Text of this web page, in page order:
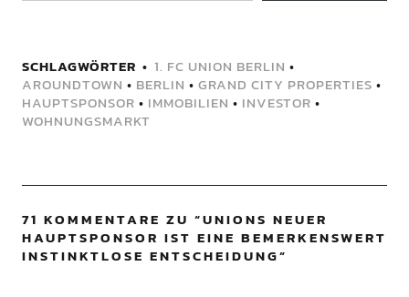
SCHLAGWÖRTER 1. FC UNION BERLIN •
AROUNDTOWN • BERLIN • GRAND CITY PROPERTIES •
HAUPTSPONSOR • IMMOBILIEN • INVESTOR •
WOHNUNGSMARKT
71 KOMMENTARE ZU “UNIONS NEUER
HAUPTSPONSOR IST EINE BEMERKENSWERT
INSTINKTLOSE ENTSCHEIDUNG”